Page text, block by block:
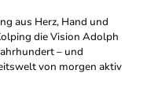
aus Herz, Hand und
die Vision Adolph
– und
von morgen aktiv